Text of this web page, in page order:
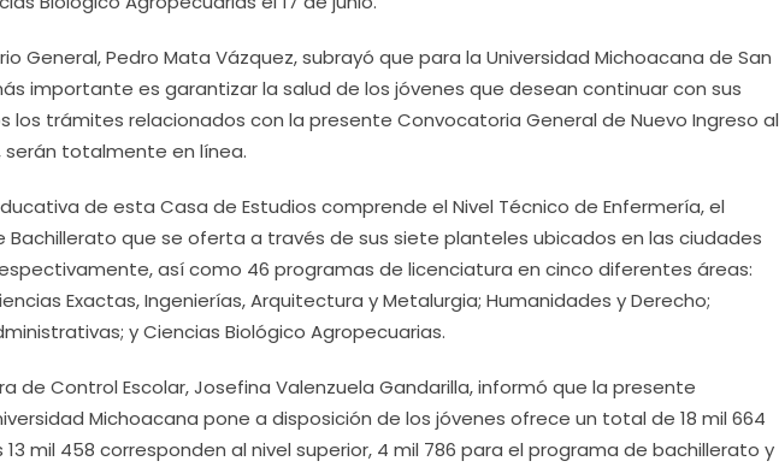
General, Pedro Mata Vázquez, subrayó que para la Universidad Michoacana de San
importante es garantizar la salud de los jóvenes que desean continuar con sus
los trámites relacionados con la presente Convocatoria General de Nuevo Ingreso al
serán totalmente en línea.
de esta Casa de Estudios comprende el Nivel Técnico de Enfermería, el
Bachillerato que se oferta a través de sus siete planteles ubicados en las ciudades
así como 46 programas de licenciatura en cinco diferentes áreas:
Exactas, Ingenierías, Arquitectura y Metalurgia; Humanidades y Derecho;
y Ciencias Biológico Agropecuarias.
de Control Escolar, Josefina Valenzuela Gandarilla, informó que la presente
Michoacana pone a disposición de los jóvenes ofrece un total de 18 mil 664
mil 458 corresponden al nivel superior, 4 mil 786 para el programa de bachillerato y